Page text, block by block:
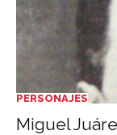
PERSONAJES
Miguel